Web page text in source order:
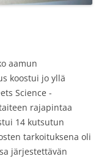
aamun
koostui jo yllä
Science -
rajapintaa
14 kutsutun
tarkoituksena oli
järjestettävän